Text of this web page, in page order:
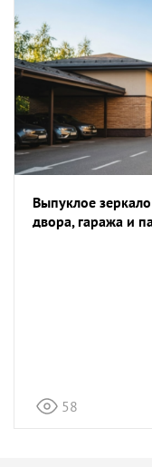
Выпуклое
двора, гаража и
58